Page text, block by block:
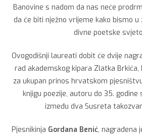
Banovine s nadom da nas neće
da će biti nježno vrijeme kako bismo
divne poetske
Ovogodišnji laureati dobit će dvije
rad akademskog kipara Zlatka Brkića,
za ukupan prinos hrvatskom
knjigu poezije, autoru do 35.
između dva Susreta
Pjesnikinja Gordana Benić, nagrađena